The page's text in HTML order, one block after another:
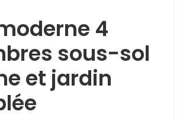
4
sous-sol
et jardin